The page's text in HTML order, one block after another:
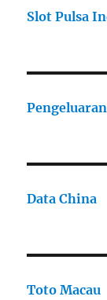
Slot Pulsa
Data China
Toto Macau